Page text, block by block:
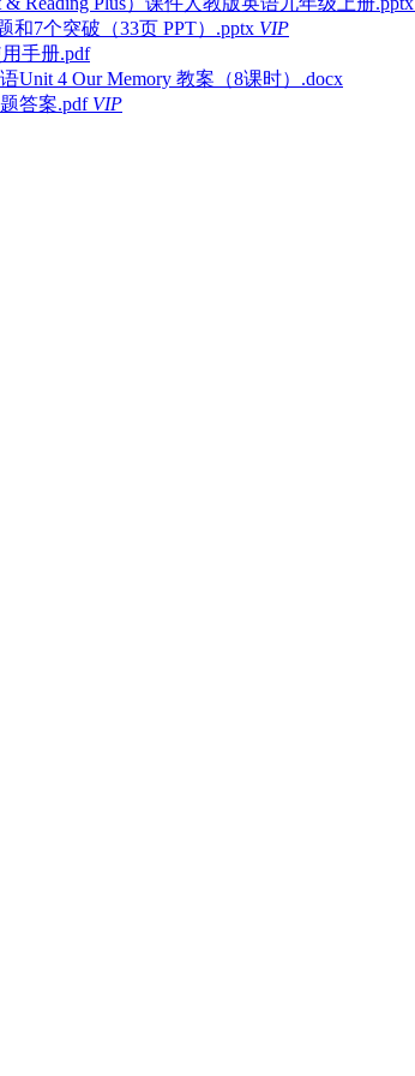
和7个突破（33页 PPT）.pptx VIP
手册.pdf
Unit 4 Our Memory 教案（8课时）.docx
答案.pdf VIP